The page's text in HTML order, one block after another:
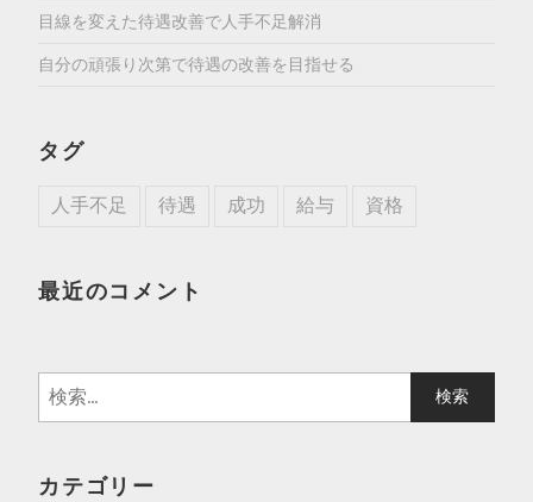
目線を変えた待遇改善で人手不足解消
自分の頑張り次第で待遇の改善を目指せる
タグ
人手不足 待遇 成功 給与 資格
最近のコメント
検
索:
カテゴリー